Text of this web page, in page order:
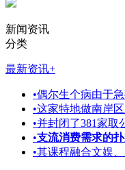
新闻资讯
分类
最新资讯+
•偶尔生个病由于
•这家特地做南岸
•并封闭了381家取
•支流消费需求的
•其课程融合文娱